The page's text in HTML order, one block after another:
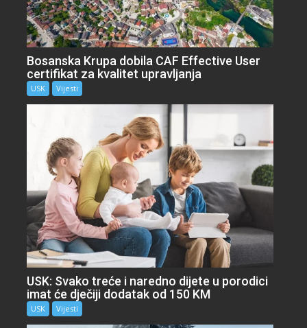
Bosanska Krupa dobila CAF Effective User
certifikat za kvalitet upravljanja
USK Vijesti
USK: Svako treće i naredno dijete u porodici
imat će dječiji dodatak od 150 KM
USK Vijesti